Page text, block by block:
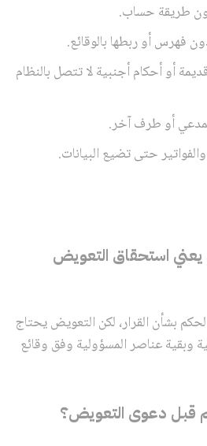
طريقة حساب.
فهرس أو ربطها بالوقائع.
أو أحكام أجنبية لا تتصل بالنظام
أو طرف آخر.
حتى تضيع البيانات.
يعني استحقاق التعويض
بشأن القرار، لكن التعويض يحتاج
وبقية عناصر المسؤولية وفق وقائع
دعوى التعويض؟